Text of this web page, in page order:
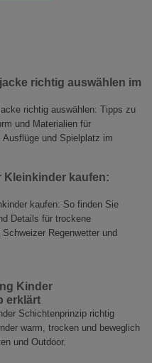
richtig auswählen im
richtig auswählen: Tipps zu
und Materialien für
Ausflüge und Spielplatz im
Kleinkinder kaufen:
kaufen: So finden Sie
Details für trockene
Regenwetter und
Kinder
erklärt
Schichtenprinzip richtig
warm, trocken und beweglich
und Outdoor.